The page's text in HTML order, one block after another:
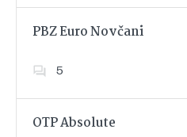
PBZ Euro Novčani
5
OTP Absolute